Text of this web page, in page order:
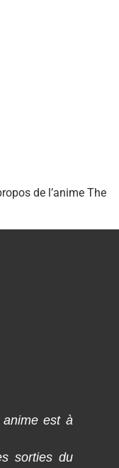
de l’anime The
anime est à
sorties du